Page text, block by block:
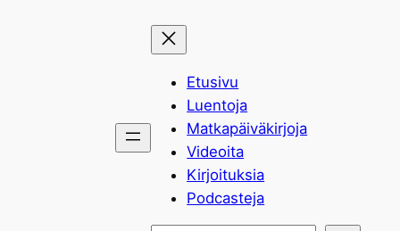
Etusivu
Luentoja
Matkapäiväkirjoja
Videoita
Kirjoituksia
Podcasteja